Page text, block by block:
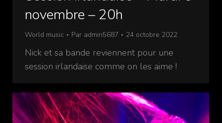
novembre – 20h
World music Par admin5687 24 octobre 2022
Nick et sa bande reviennent pour une
session irlandaise comme on les aime !